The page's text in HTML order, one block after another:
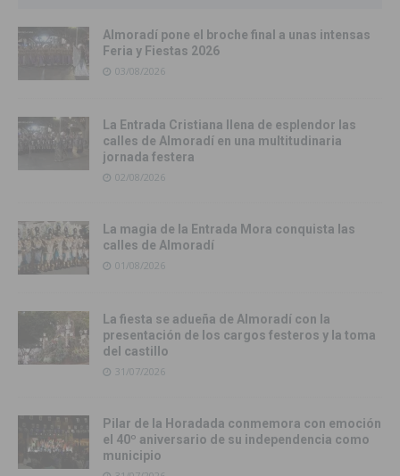
Almoradí pone el broche final a unas intensas
Feria y Fiestas 2026
03/08/2026
La Entrada Cristiana llena de esplendor las
calles de Almoradí en una multitudinaria
jornada festera
02/08/2026
La magia de la Entrada Mora conquista las
calles de Almoradí
01/08/2026
La fiesta se adueña de Almoradí con la
presentación de los cargos festeros y la toma
del castillo
31/07/2026
Pilar de la Horadada conmemora con emoción
el 40º aniversario de su independencia como
municipio